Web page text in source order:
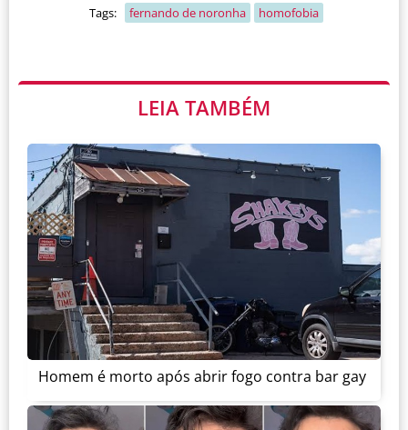
Tags: fernando de noronha homofobia
LEIA TAMBÉM
Homem é morto após abrir fogo contra bar gay